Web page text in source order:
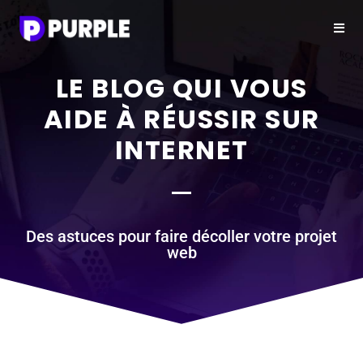
LE BLOG QUI VOUS
AIDE À RÉUSSIR SUR
INTERNET
Des astuces pour faire décoller votre projet
web